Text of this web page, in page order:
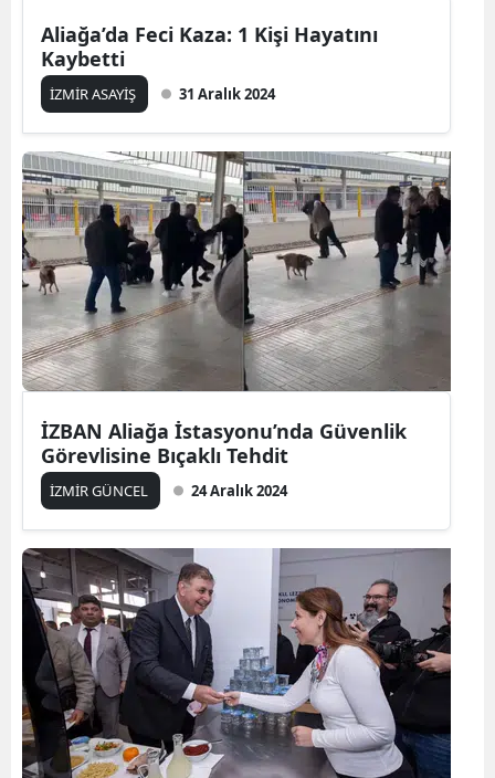
Aliağa’da Feci Kaza: 1 Kişi Hayatını
Kaybetti
İZMİR ASAYİŞ 31 Aralık 2024
İZBAN Aliağa İstasyonu’nda Güvenlik
Görevlisine Bıçaklı Tehdit
İZMİR GÜNCEL 24 Aralık 2024